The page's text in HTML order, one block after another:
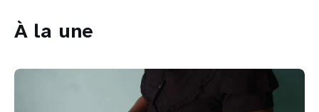
À la une